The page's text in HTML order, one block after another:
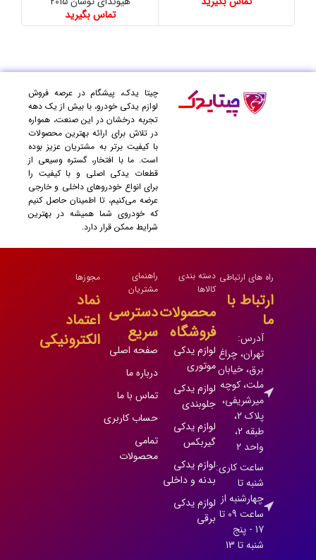
تماس بگیرید
چیتا یدک، پیشگام در عرصه فروش
لوازم یدکی خودرو، با بیش از یک دهه
تجربه درخشان در این صنعت، همواره
در تلاش برای ارائه بهترین محصولات
با کیفیت برتر به مشتریان عزیز بوده
است. ما با افتخار، گستره وسیعی از
قطعات یدکی اصلی و با کیفیت را
برای انواع خودروهای داخلی و خارجی
عرضه می‌کنیم، تا اطمینان حاصل کنیم
که خودروی شما همیشه در بهترین
شرایط ممکن قرار دارد.
راه های ارتباطی
ارتباط با
ما
آدرس:
تهران، چراغ
برق، خیابان
ملت، کوچه
میرشریفی،
پلاک 2،
طبقه 2،
واحد 2
ساعت کاری:
شنبه تا
چهارشنبه از
ساعت 09 تا
17 - پنج
شنبه تا 13
دسته بندی
کالاها
محصولات
فروشگاه
لوازم یدکی
موتوری
لوازم یدکی
جلوبندی
لوازم یدکی
گیربکس
لوازم یدکی
بدنه و داخلی
لوازم یدکی
برقی
راهنمای
مشتریان
دسترسی
سریع
صفحه اصلی
درباره ما
تماس با ما
حساب کاربری
تمامی
محصولات
مجوزها
نماد
اعتماد
الکترونیکی